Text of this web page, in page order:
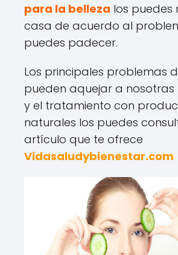
para la belleza los puedes
casa de acuerdo al
puedes padecer.
Los principales problemas
pueden aquejar a nosotras
y el tratamiento con
naturales los puedes
artículo que te ofrece
Vidasaludybienestar.com